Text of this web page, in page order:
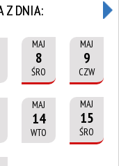
Z DNIA:
MAJ
8
ŚRO
MAJ
9
CZW
MAJ
14
WTO
MAJ
15
ŚRO